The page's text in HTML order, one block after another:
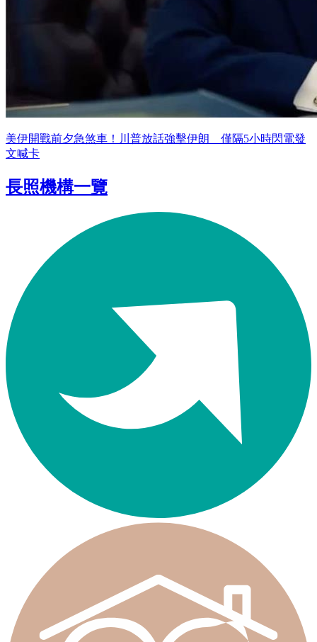
美伊開戰前夕急煞車！川普放話強擊伊朗 僅隔5小時閃電發
文喊卡
長照機構一覽